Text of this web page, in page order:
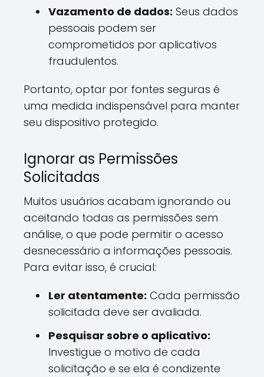
Vazamento de dados: Seus dados
pessoais podem ser
comprometidos por aplicativos
fraudulentos.
Portanto, optar por fontes seguras é
uma medida indispensável para manter
seu dispositivo protegido.
Ignorar as Permissões
Solicitadas
Muitos usuários acabam ignorando ou
aceitando todas as permissões sem
análise, o que pode permitir o acesso
desnecessário a informações pessoais.
Para evitar isso, é crucial:
Ler atentamente: Cada permissão
solicitada deve ser avaliada.
Pesquisar sobre o aplicativo:
Investigue o motivo de cada
solicitação e se ela é condizente